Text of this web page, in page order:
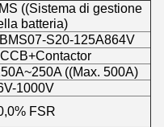
((Sistema di gestione
batteria)
S20-125A864V
((Max. 500A)
1000V
FSR